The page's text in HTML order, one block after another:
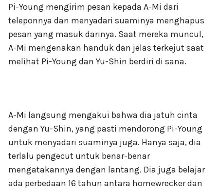
Pi-Young mengirim pesan kepada A-Mi dari
teleponnya dan menyadari suaminya menghapus
pesan yang masuk darinya. Saat mereka muncul,
A-Mi mengenakan handuk dan jelas terkejut saat
melihat Pi-Young dan Yu-Shin berdiri di sana.
A-Mi langsung mengakui bahwa dia jatuh cinta
dengan Yu-Shin, yang pasti mendorong Pi-Young
untuk menyadari suaminya juga. Hanya saja, dia
terlalu pengecut untuk benar-benar
mengatakannya dengan lantang. Dia juga belajar
ada perbedaan 16 tahun antara homewrecker dan